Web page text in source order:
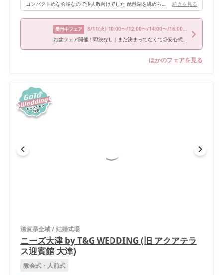
コンパクトめな会場なので少人数向けでした 琵琶湖を眺められる景色の良いところです 後方には、少し高さのある上がれる場所もあるのでステージ時に利用しました 続きを見る
受付中フェア 8/11(火) 10:00〜/12:00〜/14:00〜/16:00〜/18:00〜
お盆フェア開催！即決なし｜まだ決まってなくて◎安心式場相談会
ほかのフェアを見る
滋賀県全域/結婚式場
ニーズ大津 by T&G WEDDING (旧 アクアテラ
ス迎賓館 大津)
教会式・人前式